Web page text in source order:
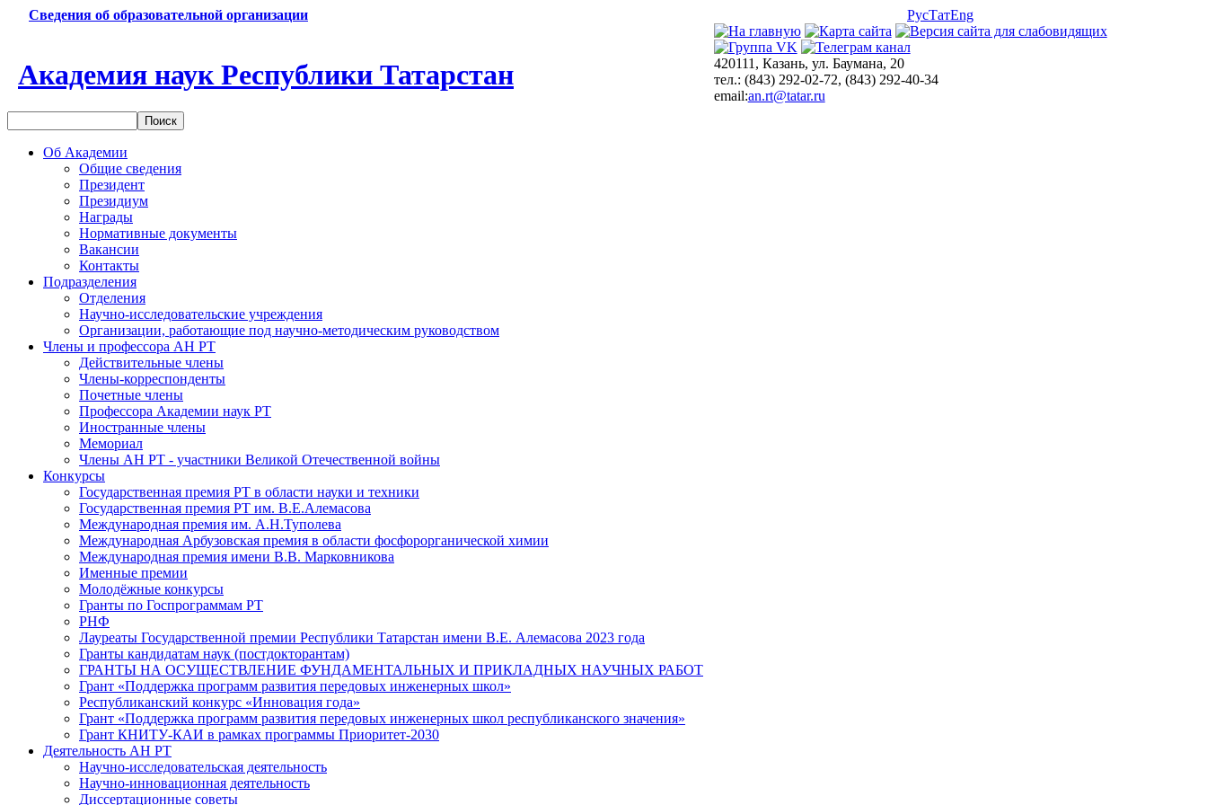
Сведения об образовательной организации РусТатEng
Академия наук Республики Татарстан
420111, Казань, ул. Баумана, 20
тел.: (843) 292-02-72, (843) 292-40-34
email:an.rt@tatar.ru
Об Академии
Общие сведения
Президент
Президиум
Награды
Нормативные документы
Вакансии
Контакты
Подразделения
Отделения
Научно-исследовательские учреждения
Организации, работающие под научно-методическим руководством
Члены и профессора АН РТ
Действительные члены
Члены-корреспонденты
Почетные члены
Профессора Академии наук РТ
Иностранные члены
Мемориал
Члены АН РТ - участники Великой Отечественной войны
Конкурсы
Государственная премия РТ в области науки и техники
Государственная премия РТ им. В.Е.Алемасова
Международная премия им. А.Н.Туполева
Международная Арбузовская премия в области фосфорорганической химии
Международная премия имени В.В. Марковникова
Именные премии
Молодёжные конкурсы
Гранты по Госпрограммам РТ
РНФ
Лауреаты Государственной премии Республики Татарстан имени В.Е. Алемасова 2023 года
Гранты кандидатам наук (постдокторантам)
ГРАНТЫ НА ОСУЩЕСТВЛЕНИЕ ФУНДАМЕНТАЛЬНЫХ И ПРИКЛАДНЫХ НАУЧНЫХ РАБОТ
Грант «Поддержка программ развития передовых инженерных школ»
Республиканский конкурс «Инновация года»
Грант «Поддержка программ развития передовых инженерных школ республиканского значения»
Грант КНИТУ-КАИ в рамках программы Приоритет-2030
Деятельность АН РТ
Научно-исследовательская деятельность
Научно-инновационная деятельность
Диссертационные советы